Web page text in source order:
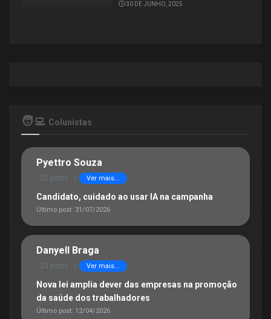
30 DE JUNHO, 2025
🧑‍💻 Colunistas
Pyettro Souza
25 posts Ver mais...
Candidato, cuidado ao usar IA na campanha
Último post: 31/07/2026
Danyell Braga
23 posts Ver mais...
Nova lei amplia dever das empresas na promoção
da saúde dos trabalhadores
Último post: 12/04/2026